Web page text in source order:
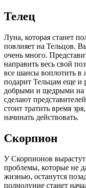
Телец
Луна, которая станет
повлияет на Тельцов.
очень много.
направить весь свой
все шансы воплотить в
подарит Тельцам еще и
добрыми и щедрыми на
сделают
стоит тратить время
начинать действовать.
Скорпион
У Скорпионов
проблемы, которые не
жизнью, останутся
полнолуние станет